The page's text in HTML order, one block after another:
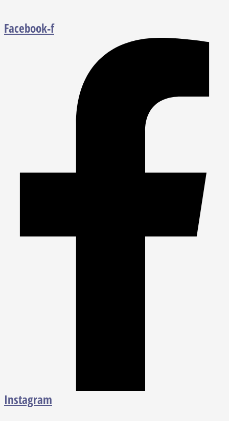
Facebook-f
Instagram